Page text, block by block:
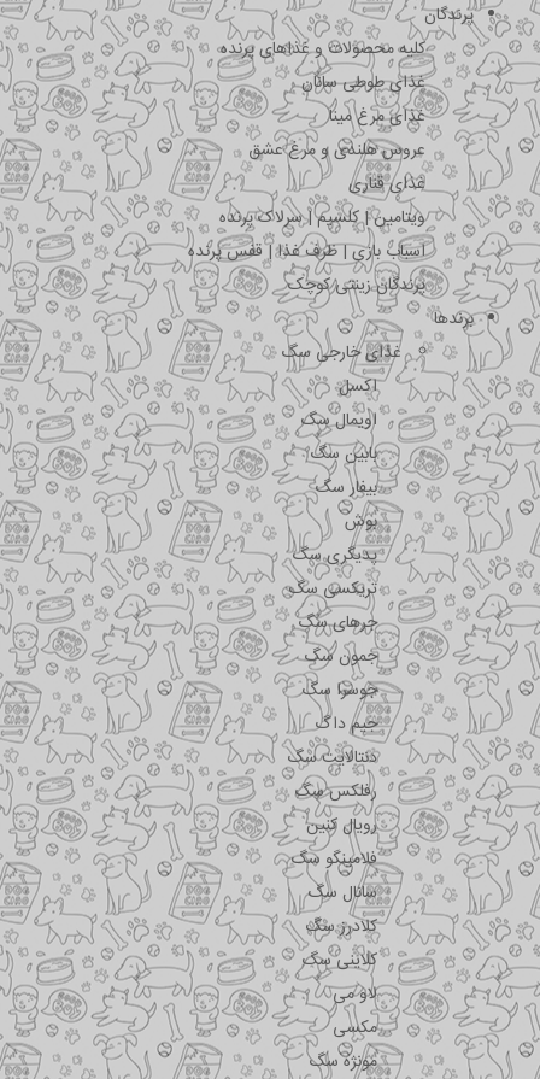
پرندگان
کلیه محصولات و غذاهای پرنده
غذای طوطی سانان
غذای مرغ مینا
عروس هلندی و مرغ عشق
غذای قناری
ویتامین | کلسیم | سرلاک پرنده
اسباب بازی | ظرف غذا | قفس پرنده
پرندگان زینتی کوچک
برندها
غذای خارجی سگ
اکسل
اویمال سگ
بابین سگ
بیفار سگ
بوش
پدیگری سگ
تریکسی سگ
جرهای سگ
جمون سگ
جوسرا سگ
جیم داگ
دنتالایت سگ
رفلکس سگ
رویال کنین
فلامینگو سگ
سانال سگ
کلادرز سگ
کلاینی سگ
لاو می
مکسی
مونژه سگ